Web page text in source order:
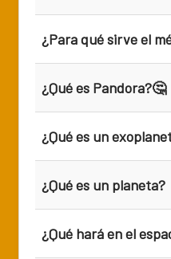
¿Para qué sirve el
¿Qué es Pandora?🤔
¿Qué es un
¿Qué es un planeta?
¿Qué hará en el